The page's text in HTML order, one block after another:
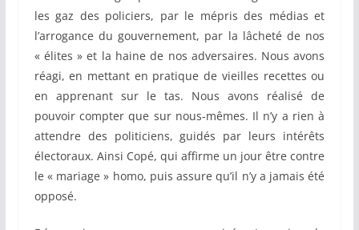
les gaz des policiers, par le mépris des médias et
l’arrogance du gouvernement, par la lâcheté de nos
« élites » et la haine de nos adversaires. Nous avons
réagi, en mettant en pratique de vieilles recettes ou
en apprenant sur le tas. Nous avons réalisé de
pouvoir compter que sur nous-mêmes. Il n’y a rien à
attendre des politiciens, guidés par leurs intérêts
électoraux. Ainsi Copé, qui affirme un jour être contre
le « mariage » homo, puis assure qu’il n’y a jamais été
opposé.